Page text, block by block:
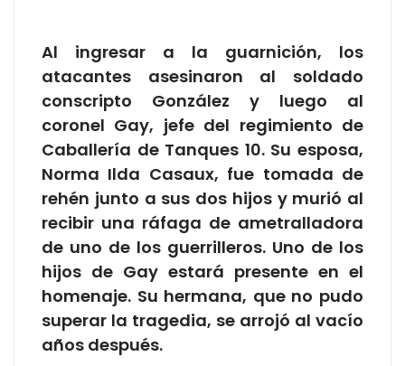
Al ingresar a la guarnición, los
atacantes asesinaron al soldado
conscripto González y luego al
coronel Gay, jefe del regimiento de
Caballería de Tanques 10. Su esposa,
Norma Ilda Casaux, fue tomada de
rehén junto a sus dos hijos y murió al
recibir una ráfaga de ametralladora
de uno de los guerrilleros. Uno de los
hijos de Gay estará presente en el
homenaje. Su hermana, que no pudo
superar la tragedia, se arrojó al vacío
años después.